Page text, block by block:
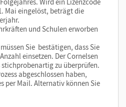
Mai eingelöst, beträgt die
und Schulen erworben
Sie bestätigen, dass Sie
einsetzen. Der Cornelsen
zu überprüfen.
abgeschlossen haben,
per Mail. Alternativ können Sie